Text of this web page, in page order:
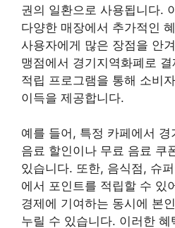
권의 일환으로 사용됩니다.
다양한 매장에서 추가적인
사용자에게 많은 장점을 안
맹점에서 경기지역화폐로
적립 프로그램을 통해 소비
이득을 제공합니다.
예를 들어, 특정 카페에서
음료 할인이나 무료 음료 쿠
있습니다. 또한, 음식점, 슈
에서 포인트를 적립할 수 있
경제에 기여하는 동시에 본
누릴 수 있습니다. 이러한